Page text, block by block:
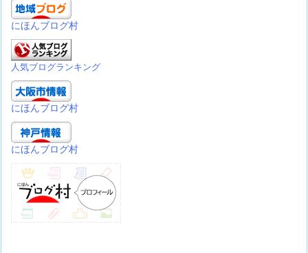
にほんブログ村
人気ブログランキング
にほんブログ村
にほんブログ村